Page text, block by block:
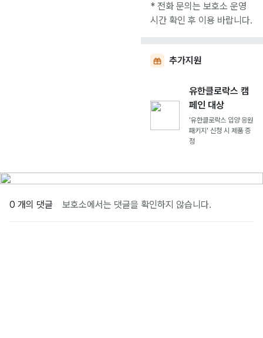
* 전화 문의는 보호소 운영
시간 확인 후 이용 바랍니다.
추가지원
유한클로락스 캠
페인 대상
'유한클로락스 입양 응원
패키지' 신청 시 제품 증
정
0 개의 댓글 보호소에서는 댓글을 확인하지 않습니다.